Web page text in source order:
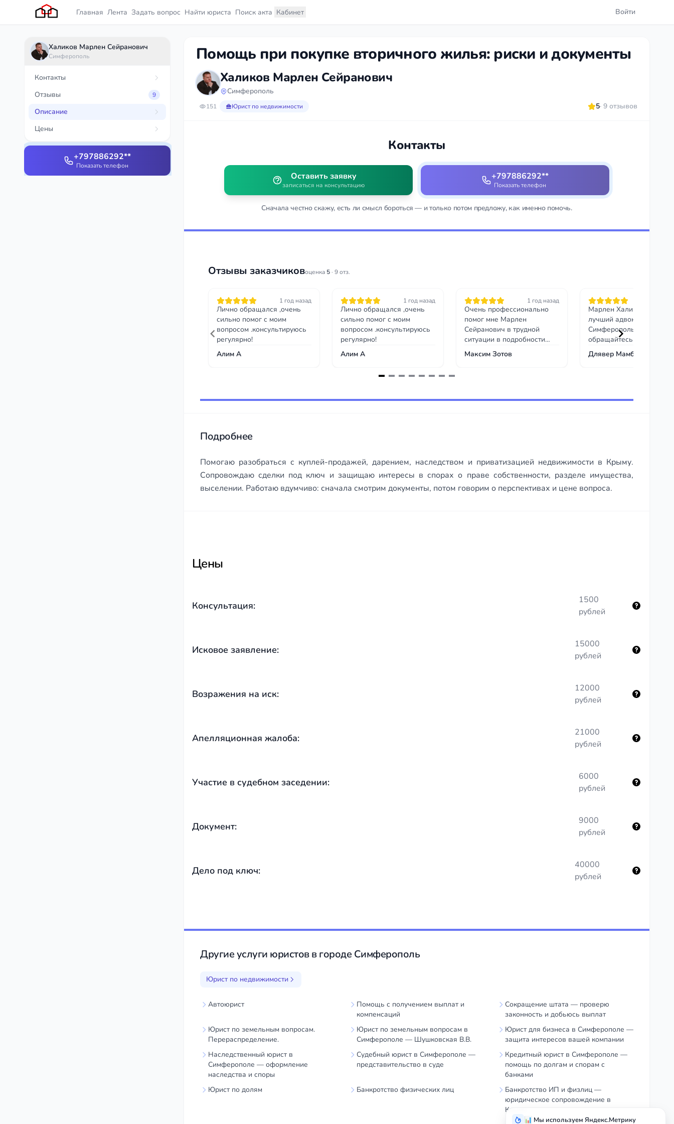
Главная Лента Задать вопрос Найти юриста Поиск акта Кабинет Войти
📊 Мы используем Яндекс.Метрику
Халиков Марлен Сейранович
Симферополь
Контакты
Отзывы
9
Описание
Цены
+797886292**
Показать телефон
Помощь при покупке вторичного жилья: риски и документы
Халиков Марлен Сейранович
Симферополь
151 Юрист по недвижимости 5· 9 отзывов
Контакты
Оставить заявку
записаться на консультацию
+797886292**
Показать телефон
Сначала честно скажу, есть ли смысл бороться — и только потом предложу, как именно помочь.
Отзывы заказчиковоценка 5 · 9 отз.
1 год назад
Лично обращался ,очень
сильно помог с моим
вопросом .консультируюсь
регулярно!
Алим А
1 год назад
Лично обращался ,очень
сильно помог с моим
вопросом .консультируюсь
регулярно!
Алим А
1 год назад
Очень профессионально
помог мне Марлен
Сейранович в трудной
ситуации в подробности
вдаваться не буду, но
очень рекомендую!
Максим Зотов
Марлен Халиков, самый
лучший адвокат в городе
Симферополь,
обращайтесь только к
таких как он вы не
спасибо всем за
Длявер Мамбетов
1
Подробнее
Помогаю разобраться с куплей-продажей, дарением, наследством и приватизацией недвижимости в Крыму.
Сопровождаю сделки под ключ и защищаю интересы в спорах о праве собственности, разделе имущества,
выселении. Работаю вдумчиво: сначала смотрим документы, потом говорим о перспективах и цене вопроса.
Цены
Консультация:
1500
рублей
Исковое заявление:
15000
рублей
Возражения на иск:
12000
рублей
Апелляционная жалоба:
21000
рублей
Участие в судебном заседении:
6000
рублей
Документ:
9000
рублей
Дело под ключ:
40000
рублей
Другие услуги юристов в городе Симферополь
Юрист по недвижимости
Автоюрист
Помощь с получением выплат и
компенсаций
Сокращение штата — проверю
законность и добьюсь выплат
Юрист по земельным вопросам.
Перераспределение.
Юрист по земельным вопросам в
Симферополе — Шушковская В.В.
Юрист для бизнеса в Симферополе —
защита интересов вашей компании
Наследственный юрист в
Симферополе — оформление
наследства и споры
Судебный юрист в Симферополе —
представительство в суде
Кредитный юрист в Симферополе —
помощь по долгам и спорам с
банками
Юрист по долям
Банкротство физических лиц
Банкротство ИП и физлиц —
юридическое сопровождение в
Крыму